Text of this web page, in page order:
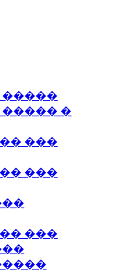
�
���
���
���